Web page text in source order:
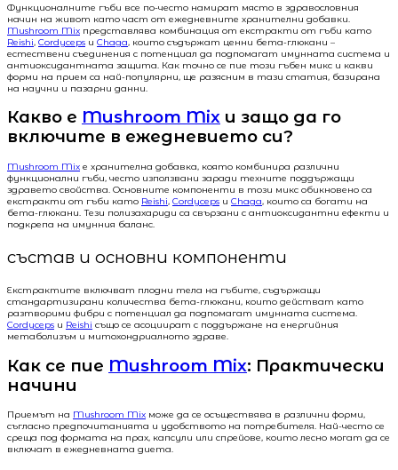
Функционалните гъби все по-често намират място в здравословния
начин на живот като част от ежедневните хранителни добавки.
Mushroom Mix представлява комбинация от екстракти от гъби като
Reishi, Cordyceps и Chaga, които съдържат ценни бета-глюкани –
естествени съединения с потенциал да подпомагат имунната система и
антиоксидантната защита. Как точно се пие този гъбен микс и какви
форми на прием са най-популярни, ще разясним в тази статия, базирана
на научни и пазарни данни.
Какво е Mushroom Mix и защо да го
включите в ежедневието си?
Mushroom Mix е хранителна добавка, която комбинира различни
функционални гъби, често използвани заради техните поддържащи
здравето свойства. Основните компоненти в този микс обикновено са
екстракти от гъби като Reishi, Cordyceps и Chaga, които са богати на
бета-глюкани. Тези полизахариди са свързани с антиоксидантни ефекти и
подкрепа на имунния баланс.
състав и основни компоненти
Екстрактите включват плодни тела на гъбите, съдържащи
стандартизирани количества бета-глюкани, които действат като
разтворими фибри с потенциал да подпомагат имунната система.
Cordyceps и Reishi също се асоциират с поддържане на енергийния
метаболизъм и митохондриалното здраве.
Как се пие Mushroom Mix: Практически
начини
Приемът на Mushroom Mix може да се осъществява в различни форми,
съгласно предпочитанията и удобството на потребителя. Най-често се
среща под формата на прах, капсули или спрейове, които лесно могат да се
включат в ежедневната диета.